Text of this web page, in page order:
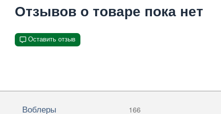
Отзывов о товаре пока нет
Оставить отзыв
Воблеры 166